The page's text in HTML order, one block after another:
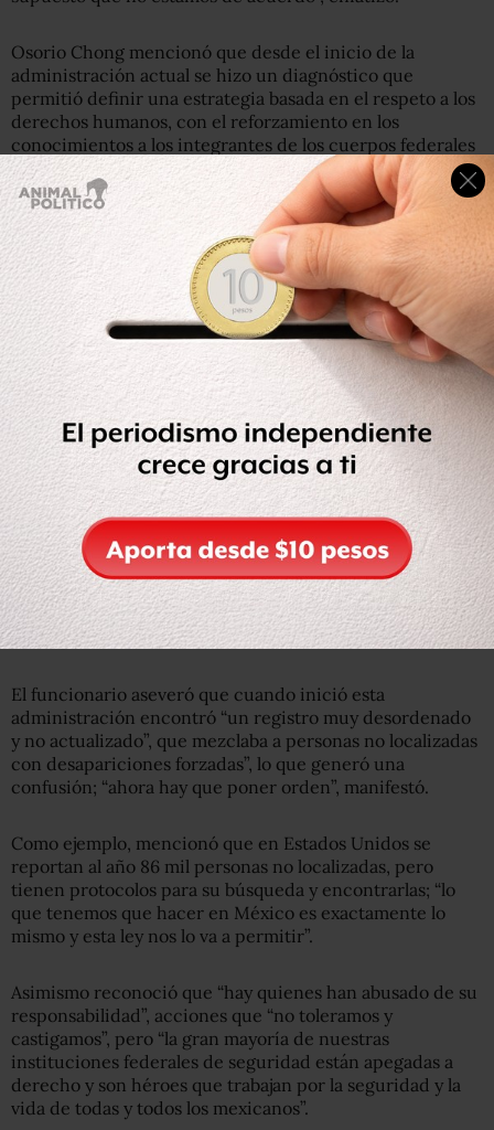
Osorio Chong mencionó que desde el inicio de la
administración actual se hizo un diagnóstico que
permitió definir una estrategia basada en el respeto a los
derechos humanos, con el reforzamiento en los
conocimientos a los integrantes de los cuerpos federales
encargados de la seguridad.
Con todos los organismos internacionales hay relaciones,
diálogo y se han logrado acuerdos fundamentales,
además de que la reforma constitucional de 2011 en
materia de derechos humanos, obliga a las autoridades a
aceptar y someterse a las recomendaciones, “y lo hemos
asumido”.
Añadió que las autoridades federales trabajan,
igualmente, con diversos organismos para elaborar
protocolos que permitan ayudar a resolver los problemas
en esta materia.
También comentó que las autoridades han estado
participando con los senadores en la elaboración de una
ley sobre desapariciones forzadas, la cual está muy
adelantada y “muy pronto” se podrá hablar de ella;
“muchas de las fracciones en el Senado” la pusieron
como prioritaria, recordó.
El funcionario aseveró que cuando inició esta
administración encontró “un registro muy desordenado
y no actualizado”, que mezclaba a personas no localizadas
con desapariciones forzadas”, lo que generó una
confusión; “ahora hay que poner orden”, manifestó.
Como ejemplo, mencionó que en Estados Unidos se
reportan al año 86 mil personas no localizadas, pero
tienen protocolos para su búsqueda y encontrarlas; “lo
que tenemos que hacer en México es exactamente lo
mismo y esta ley nos lo va a permitir”.
Asimismo reconoció que “hay quienes han abusado de su
responsabilidad”, acciones que “no toleramos y
castigamos”, pero “la gran mayoría de nuestras
instituciones federales de seguridad están apegadas a
derecho y son héroes que trabajan por la seguridad y la
vida de todas y todos los mexicanos”.